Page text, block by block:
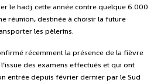
le hadj cette année contre quelque 6.000
réunion, destinée à choisir la future
les pèlerins.
récemment la présence de la fièvre
des examens effectués et qui ont
entrée depuis février dernier par le Sud